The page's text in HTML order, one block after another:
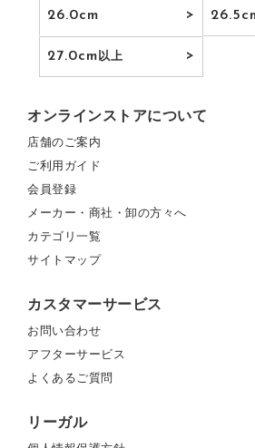
26.0cm
27.0cm以上
オンラインストアについて
店舗のご案内
ご利用ガイド
会員登録
メーカー・商社・卸の方々へ
カテゴリ一覧
サイトマップ
カスタマーサービス
お問い合わせ
アフターサービス
よくあるご質問
リーガル